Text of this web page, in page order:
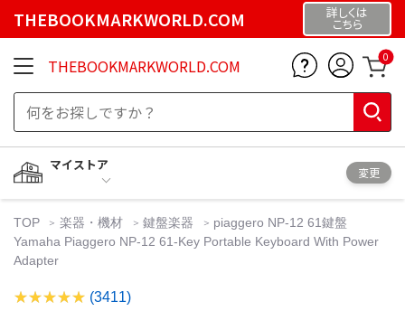
THEBOOKMARKWORLD.COM 詳しくは
こちら
THEBOOKMARKWORLD.COM 0
マイストア
変更
TOP 楽器・機材 鍵盤楽器
piaggero NP-12 61鍵盤
Yamaha Piaggero NP-12 61-Key Portable Keyboard With Power
Adapter
(3411)